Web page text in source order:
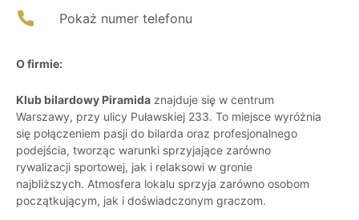
Pokaż numer telefonu
O firmie:
Klub bilardowy Piramida znajduje się w centrum
Warszawy, przy ulicy Puławskiej 233. To miejsce wyróżnia
się połączeniem pasji do bilarda oraz profesjonalnego
podejścia, tworząc warunki sprzyjające zarówno
rywalizacji sportowej, jak i relaksowi w gronie
najbliższych. Atmosfera lokalu sprzyja zarówno osobom
początkującym, jak i doświadczonym graczom.